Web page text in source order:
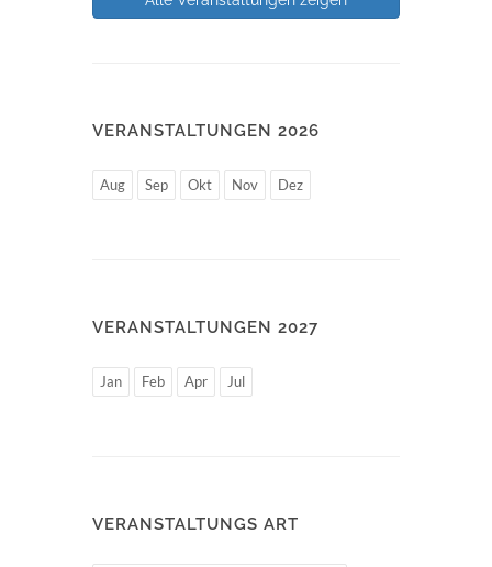
VERANSTALTUNGEN 2026
Aug Sep Okt Nov Dez
VERANSTALTUNGEN 2027
Jan Feb Apr Jul
VERANSTALTUNGS ART